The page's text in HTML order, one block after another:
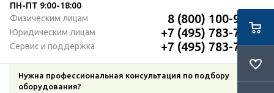
ПН-ПТ 9:00-18:00
Физическим лицам
8 (800) 100-91-12
Юридическим лицам +7 (495) 783-72-87
Сервис и поддержка +7 (495) 783-72-87
Нужна профессиональная консультация по подбору
оборудования?